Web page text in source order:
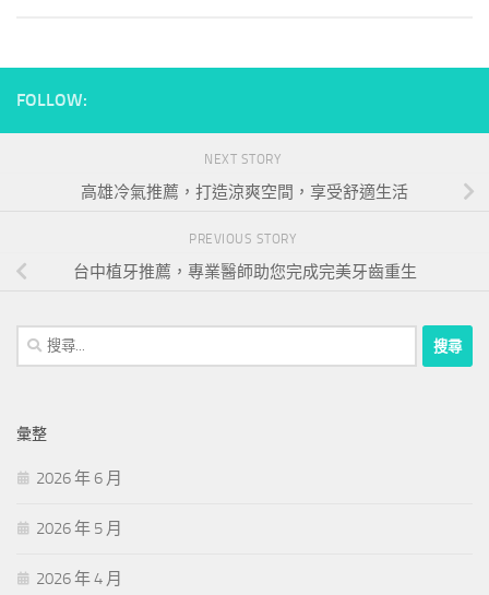
FOLLOW:
NEXT STORY
高雄冷氣推薦，打造涼爽空間，享受舒適生活
PREVIOUS STORY
台中植牙推薦，專業醫師助您完成完美牙齒重生
搜
尋
字:
彙整
2026 年 6 月
2026 年 5 月
2026 年 4 月